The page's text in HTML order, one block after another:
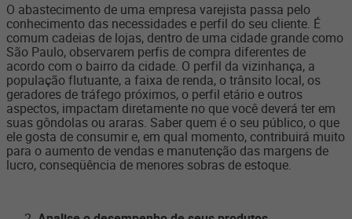
O abastecimento de uma empresa varejista passa pelo
conhecimento das necessidades e perfil do seu cliente. É
comum cadeias de lojas, dentro de uma cidade grande como
São Paulo, observarem perfis de compra diferentes de
acordo com o bairro da cidade. O perfil da vizinhança, a
população flutuante, a faixa de renda, o trânsito local, os
geradores de tráfego próximos, o perfil etário e outros
aspectos, impactam diretamente no que você deverá ter em
suas gôndolas ou araras. Saber quem é o seu público, o que
ele gosta de consumir e, em qual momento, contribuirá muito
para o aumento de vendas e manutenção das margens de
lucro, conseqüência de menores sobras de estoque.